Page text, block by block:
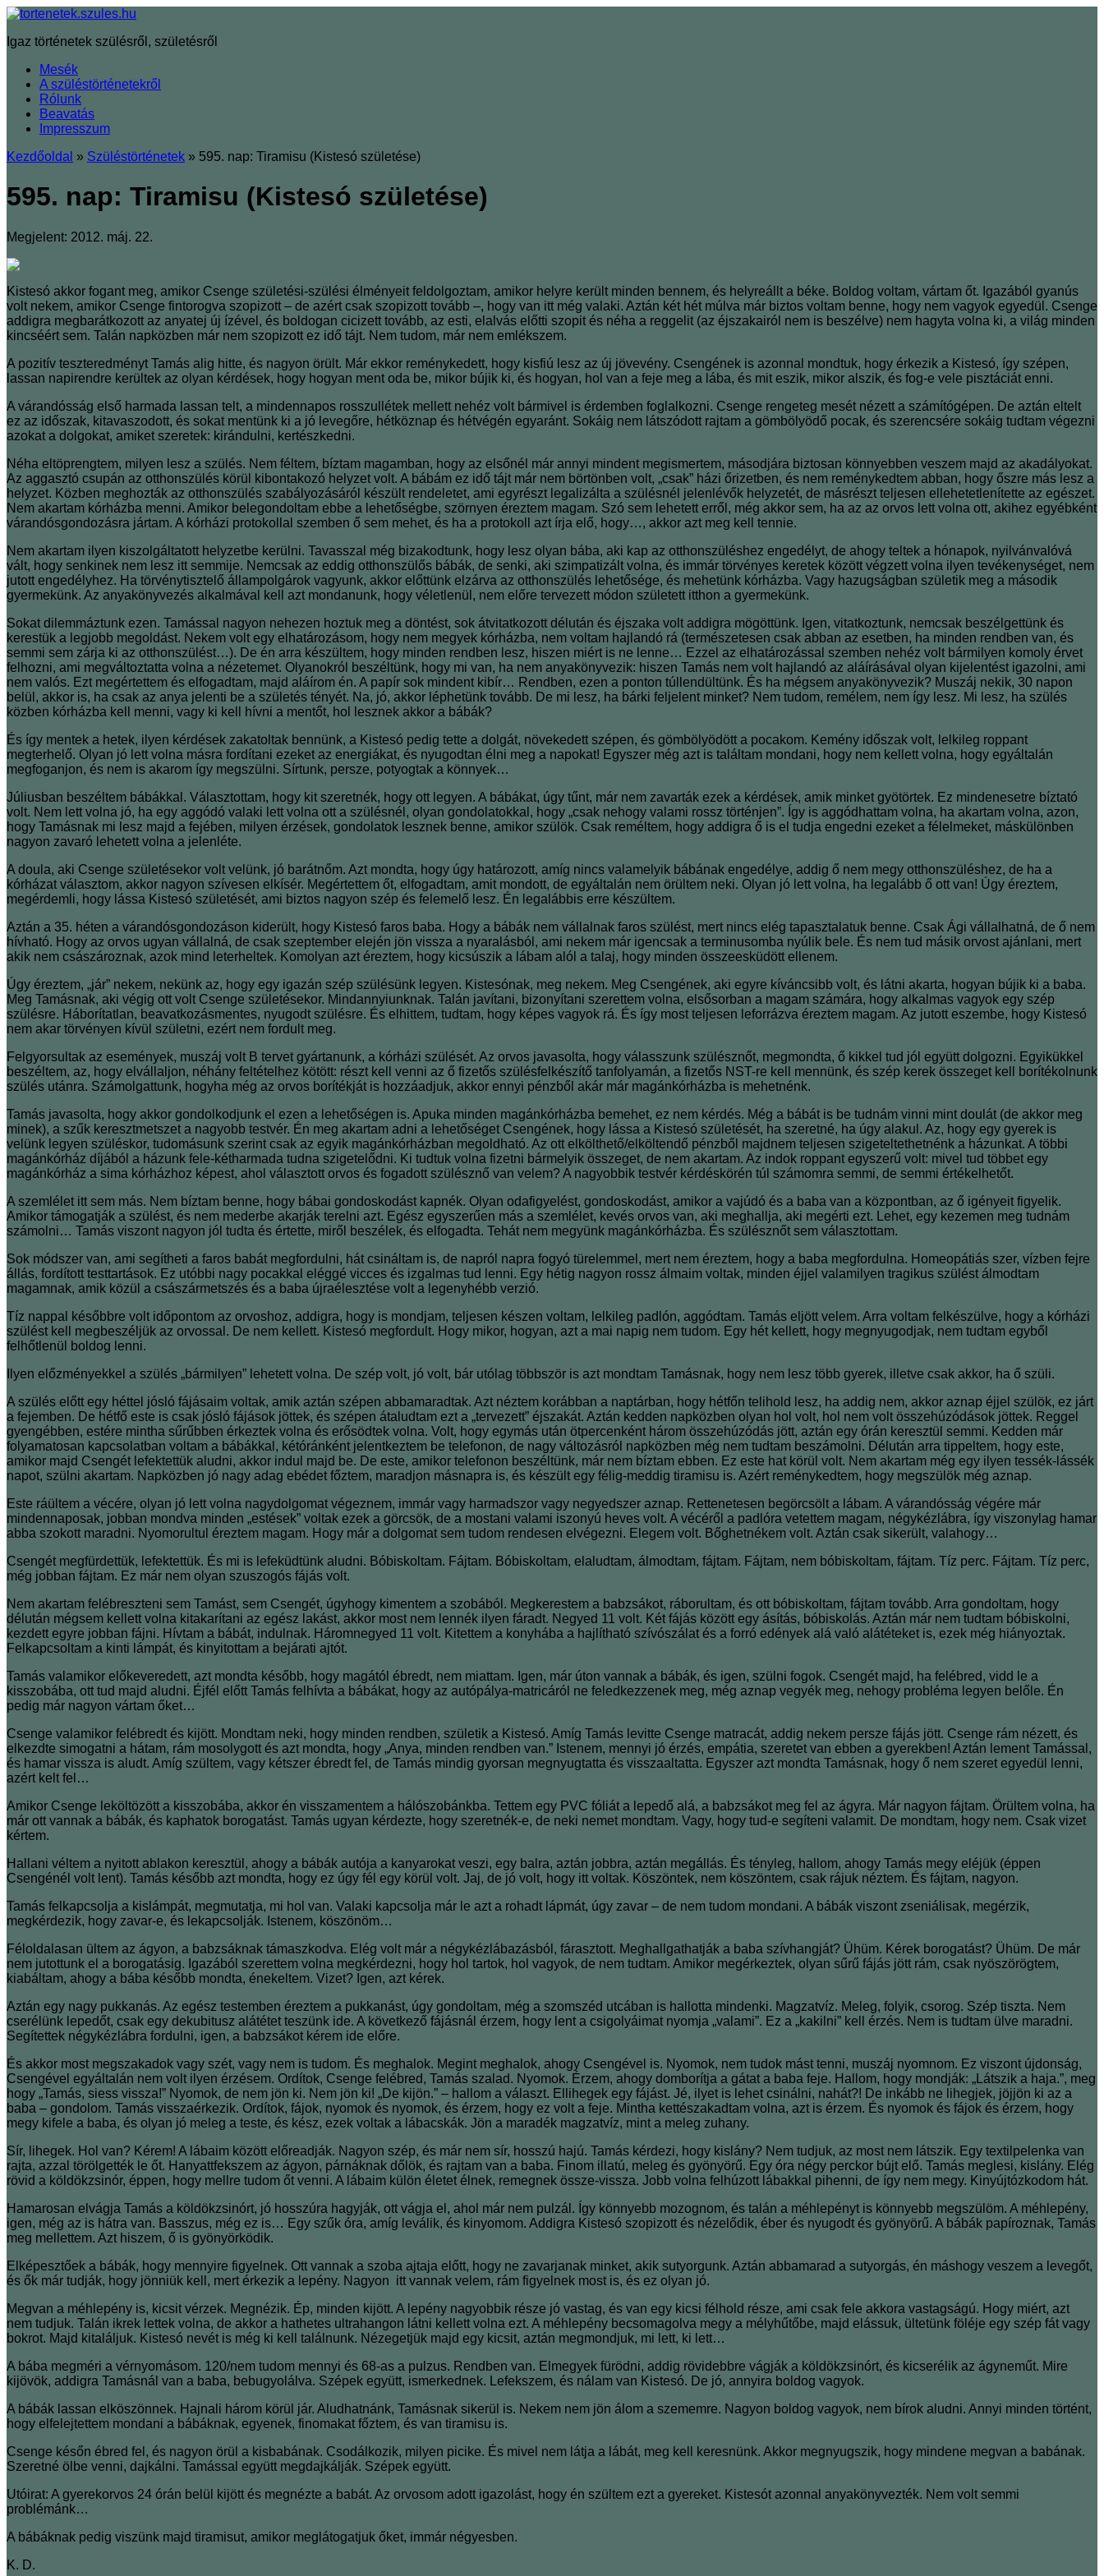
Igaz történetek szülésről, születésről
Mesék
A szüléstörténetekről
Rólunk
Beavatás
Impresszum
Kezdőoldal » Szüléstörténetek » 595. nap: Tiramisu (Kistesó születése)
595. nap: Tiramisu (Kistesó születése)
Megjelent: 2012. máj. 22.
Kistesó akkor fogant meg, amikor Csenge születési-szülési élményeit feldolgoztam, amikor helyre került minden bennem, és helyreállt a béke. Boldog voltam, vártam őt. Igazából gyanús
volt nekem, amikor Csenge fintorogva szopizott – de azért csak szopizott tovább –, hogy van itt még valaki. Aztán két hét múlva már biztos voltam benne, hogy nem vagyok egyedül. Csenge
addigra megbarátkozott az anyatej új ízével, és boldogan cicizett tovább, az esti, elalvás előtti szopit és néha a reggelit (az éjszakairól nem is beszélve) nem hagyta volna ki, a világ minden
kincséért sem. Talán napközben már nem szopizott ez idő tájt. Nem tudom, már nem emlékszem.
A pozitív teszteredményt Tamás alig hitte, és nagyon örült. Már ekkor reménykedett, hogy kisfiú lesz az új jövevény. Csengének is azonnal mondtuk, hogy érkezik a Kistesó, így szépen,
lassan napirendre kerültek az olyan kérdések, hogy hogyan ment oda be, mikor bújik ki, és hogyan, hol van a feje meg a lába, és mit eszik, mikor alszik, és fog-e vele pisztáciát enni.
A várandósság első harmada lassan telt, a mindennapos rosszullétek mellett nehéz volt bármivel is érdemben foglalkozni. Csenge rengeteg mesét nézett a számítógépen. De aztán eltelt
ez az időszak, kitavaszodott, és sokat mentünk ki a jó levegőre, hétköznap és hétvégén egyaránt. Sokáig nem látszódott rajtam a gömbölyödő pocak, és szerencsére sokáig tudtam végezni
azokat a dolgokat, amiket szeretek: kirándulni, kertészkedni.
Néha eltöprengtem, milyen lesz a szülés. Nem féltem, bíztam magamban, hogy az elsőnél már annyi mindent megismertem, másodjára biztosan könnyebben veszem majd az akadályokat.
Az aggasztó csupán az otthonszülés körül kibontakozó helyzet volt. A bábám ez idő tájt már nem börtönben volt, „csak” házi őrizetben, és nem reménykedtem abban, hogy őszre más lesz a
helyzet. Közben meghozták az otthonszülés szabályozásáról készült rendeletet, ami egyrészt legalizálta a szülésnél jelenlévők helyzetét, de másrészt teljesen ellehetetlenítette az egészet.
Nem akartam kórházba menni. Amikor belegondoltam ebbe a lehetőségbe, szörnyen éreztem magam. Szó sem lehetett erről, még akkor sem, ha az az orvos lett volna ott, akihez egyébként
várandósgondozásra jártam. A kórházi protokollal szemben ő sem mehet, és ha a protokoll azt írja elő, hogy…, akkor azt meg kell tennie.
Nem akartam ilyen kiszolgáltatott helyzetbe kerülni. Tavasszal még bizakodtunk, hogy lesz olyan bába, aki kap az otthonszüléshez engedélyt, de ahogy teltek a hónapok, nyilvánvalóvá
vált, hogy senkinek nem lesz itt semmije. Nemcsak az eddig otthonszülős bábák, de senki, aki szimpatizált volna, és immár törvényes keretek között végzett volna ilyen tevékenységet, nem
jutott engedélyhez. Ha törvénytisztelő állampolgárok vagyunk, akkor előttünk elzárva az otthonszülés lehetősége, és mehetünk kórházba. Vagy hazugságban születik meg a második
gyermekünk. Az anyakönyvezés alkalmával kell azt mondanunk, hogy véletlenül, nem előre tervezett módon született itthon a gyermekünk.
Sokat dilemmáztunk ezen. Tamással nagyon nehezen hoztuk meg a döntést, sok átvitatkozott délután és éjszaka volt addigra mögöttünk. Igen, vitatkoztunk, nemcsak beszélgettünk és
kerestük a legjobb megoldást. Nekem volt egy elhatározásom, hogy nem megyek kórházba, nem voltam hajlandó rá (természetesen csak abban az esetben, ha minden rendben van, és
semmi sem zárja ki az otthonszülést…). De én arra készültem, hogy minden rendben lesz, hiszen miért is ne lenne… Ezzel az elhatározással szemben nehéz volt bármilyen komoly érvet
felhozni, ami megváltoztatta volna a nézetemet. Olyanokról beszéltünk, hogy mi van, ha nem anyakönyvezik: hiszen Tamás nem volt hajlandó az aláírásával olyan kijelentést igazolni, ami
nem valós. Ezt megértettem és elfogadtam, majd aláírom én. A papír sok mindent kibír… Rendben, ezen a ponton túllendültünk. És ha mégsem anyakönyvezik? Muszáj nekik, 30 napon
belül, akkor is, ha csak az anya jelenti be a születés tényét. Na, jó, akkor léphetünk tovább. De mi lesz, ha bárki feljelent minket? Nem tudom, remélem, nem így lesz. Mi lesz, ha szülés
közben kórházba kell menni, vagy ki kell hívni a mentőt, hol lesznek akkor a bábák?
És így mentek a hetek, ilyen kérdések zakatoltak bennünk, a Kistesó pedig tette a dolgát, növekedett szépen, és gömbölyödött a pocakom. Kemény időszak volt, lelkileg roppant
megterhelő. Olyan jó lett volna másra fordítani ezeket az energiákat, és nyugodtan élni meg a napokat! Egyszer még azt is találtam mondani, hogy nem kellett volna, hogy egyáltalán
megfoganjon, és nem is akarom így megszülni. Sírtunk, persze, potyogtak a könnyek…
Júliusban beszéltem bábákkal. Választottam, hogy kit szeretnék, hogy ott legyen. A bábákat, úgy tűnt, már nem zavarták ezek a kérdések, amik minket gyötörtek. Ez mindenesetre bíztató
volt. Nem lett volna jó, ha egy aggódó valaki lett volna ott a szülésnél, olyan gondolatokkal, hogy „csak nehogy valami rossz történjen”. Így is aggódhattam volna, ha akartam volna, azon,
hogy Tamásnak mi lesz majd a fejében, milyen érzések, gondolatok lesznek benne, amikor szülök. Csak reméltem, hogy addigra ő is el tudja engedni ezeket a félelmeket, máskülönben
nagyon zavaró lehetett volna a jelenléte.
A doula, aki Csenge születésekor volt velünk, jó barátnőm. Azt mondta, hogy úgy határozott, amíg nincs valamelyik bábának engedélye, addig ő nem megy otthonszüléshez, de ha a
kórházat választom, akkor nagyon szívesen elkísér. Megértettem őt, elfogadtam, amit mondott, de egyáltalán nem örültem neki. Olyan jó lett volna, ha legalább ő ott van! Úgy éreztem,
megérdemli, hogy lássa Kistesó születését, ami biztos nagyon szép és felemelő lesz. Én legalábbis erre készültem.
Aztán a 35. héten a várandósgondozáson kiderült, hogy Kistesó faros baba. Hogy a bábák nem vállalnak faros szülést, mert nincs elég tapasztalatuk benne. Csak Ági vállalhatná, de ő nem
hívható. Hogy az orvos ugyan vállalná, de csak szeptember elején jön vissza a nyaralásból, ami nekem már igencsak a terminusomba nyúlik bele. És nem tud másik orvost ajánlani, mert
akik nem császároznak, azok mind leterheltek. Komolyan azt éreztem, hogy kicsúszik a lábam alól a talaj, hogy minden összeesküdött ellenem.
Úgy éreztem, „jár” nekem, nekünk az, hogy egy igazán szép szülésünk legyen. Kistesónak, meg nekem. Meg Csengének, aki egyre kíváncsibb volt, és látni akarta, hogyan bújik ki a baba.
Meg Tamásnak, aki végig ott volt Csenge születésekor. Mindannyiunknak. Talán javítani, bizonyítani szerettem volna, elsősorban a magam számára, hogy alkalmas vagyok egy szép
szülésre. Háborítatlan, beavatkozásmentes, nyugodt szülésre. És elhittem, tudtam, hogy képes vagyok rá. És így most teljesen leforrázva éreztem magam. Az jutott eszembe, hogy Kistesó
nem akar törvényen kívül születni, ezért nem fordult meg.
Felgyorsultak az események, muszáj volt B tervet gyártanunk, a kórházi szülését. Az orvos javasolta, hogy válasszunk szülésznőt, megmondta, ő kikkel tud jól együtt dolgozni. Egyikükkel
beszéltem, az, hogy elvállaljon, néhány feltételhez kötött: részt kell venni az ő fizetős szülésfelkészítő tanfolyamán, a fizetős NST-re kell mennünk, és szép kerek összeget kell borítékolnunk
szülés utánra. Számolgattunk, hogyha még az orvos borítékját is hozzáadjuk, akkor ennyi pénzből akár már magánkórházba is mehetnénk.
Tamás javasolta, hogy akkor gondolkodjunk el ezen a lehetőségen is. Apuka minden magánkórházba bemehet, ez nem kérdés. Még a bábát is be tudnám vinni mint doulát (de akkor meg
minek), a szűk keresztmetszet a nagyobb testvér. Én meg akartam adni a lehetőséget Csengének, hogy lássa a Kistesó születését, ha szeretné, ha úgy alakul. Az, hogy egy gyerek is
velünk legyen szüléskor, tudomásunk szerint csak az egyik magánkórházban megoldható. Az ott elkölthető/elköltendő pénzből majdnem teljesen szigeteltethetnénk a házunkat. A többi
magánkórház díjából a házunk fele-kétharmada tudna szigetelődni. Ki tudtuk volna fizetni bármelyik összeget, de nem akartam. Az indok roppant egyszerű volt: mivel tud többet egy
magánkórház a sima kórházhoz képest, ahol választott orvos és fogadott szülésznő van velem? A nagyobbik testvér kérdéskörén túl számomra semmi, de semmi értékelhetőt.
A szemlélet itt sem más. Nem bíztam benne, hogy bábai gondoskodást kapnék. Olyan odafigyelést, gondoskodást, amikor a vajúdó és a baba van a központban, az ő igényeit figyelik.
Amikor támogatják a szülést, és nem mederbe akarják terelni azt. Egész egyszerűen más a szemlélet, kevés orvos van, aki meghallja, aki megérti ezt. Lehet, egy kezemen meg tudnám
számolni… Tamás viszont nagyon jól tudta és értette, miről beszélek, és elfogadta. Tehát nem megyünk magánkórházba. És szülésznőt sem választottam.
Sok módszer van, ami segítheti a faros babát megfordulni, hát csináltam is, de napról napra fogyó türelemmel, mert nem éreztem, hogy a baba megfordulna. Homeopátiás szer, vízben fejre
állás, fordított testtartások. Ez utóbbi nagy pocakkal eléggé vicces és izgalmas tud lenni. Egy hétig nagyon rossz álmaim voltak, minden éjjel valamilyen tragikus szülést álmodtam
magamnak, amik közül a császármetszés és a baba újraélesztése volt a legenyhébb verzió.
Tíz nappal későbbre volt időpontom az orvoshoz, addigra, hogy is mondjam, teljesen készen voltam, lelkileg padlón, aggódtam. Tamás eljött velem. Arra voltam felkészülve, hogy a kórházi
szülést kell megbeszéljük az orvossal. De nem kellett. Kistesó megfordult. Hogy mikor, hogyan, azt a mai napig nem tudom. Egy hét kellett, hogy megnyugodjak, nem tudtam egyből
felhőtlenül boldog lenni.
Ilyen előzményekkel a szülés „bármilyen” lehetett volna. De szép volt, jó volt, bár utólag többször is azt mondtam Tamásnak, hogy nem lesz több gyerek, illetve csak akkor, ha ő szüli.
A szülés előtt egy héttel jósló fájásaim voltak, amik aztán szépen abbamaradtak. Azt néztem korábban a naptárban, hogy hétfőn telihold lesz, ha addig nem, akkor aznap éjjel szülök, ez járt
a fejemben. De hétfő este is csak jósló fájások jöttek, és szépen átaludtam ezt a „tervezett” éjszakát. Aztán kedden napközben olyan hol volt, hol nem volt összehúzódások jöttek. Reggel
gyengébben, estére mintha sűrűbben érkeztek volna és erősödtek volna. Volt, hogy egymás után ötpercenként három összehúzódás jött, aztán egy órán keresztül semmi. Kedden már
folyamatosan kapcsolatban voltam a bábákkal, kétóránként jelentkeztem be telefonon, de nagy változásról napközben még nem tudtam beszámolni. Délután arra tippeltem, hogy este,
amikor majd Csengét lefektettük aludni, akkor indul majd be. De este, amikor telefonon beszéltünk, már nem bíztam ebben. Ez este hat körül volt. Nem akartam még egy ilyen tessék-lássék
napot, szülni akartam. Napközben jó nagy adag ebédet főztem, maradjon másnapra is, és készült egy félig-meddig tiramisu is. Azért reménykedtem, hogy megszülök még aznap.
Este ráültem a vécére, olyan jó lett volna nagydolgomat végeznem, immár vagy harmadszor vagy negyedszer aznap. Rettenetesen begörcsölt a lábam. A várandósság végére már
mindennaposak, jobban mondva minden „estések” voltak ezek a görcsök, de a mostani valami iszonyú heves volt. A vécéről a padlóra vetettem magam, négykézlábra, így viszonylag hamar
abba szokott maradni. Nyomorultul éreztem magam. Hogy már a dolgomat sem tudom rendesen elvégezni. Elegem volt. Bőghetnékem volt. Aztán csak sikerült, valahogy…
Csengét megfürdettük, lefektettük. És mi is lefeküdtünk aludni. Bóbiskoltam. Fájtam. Bóbiskoltam, elaludtam, álmodtam, fájtam. Fájtam, nem bóbiskoltam, fájtam. Tíz perc. Fájtam. Tíz perc,
még jobban fájtam. Ez már nem olyan szuszogós fájás volt.
Nem akartam felébreszteni sem Tamást, sem Csengét, úgyhogy kimentem a szobából. Megkerestem a babzsákot, ráborultam, és ott bóbiskoltam, fájtam tovább. Arra gondoltam, hogy
délután mégsem kellett volna kitakarítani az egész lakást, akkor most nem lennék ilyen fáradt. Negyed 11 volt. Két fájás között egy ásítás, bóbiskolás. Aztán már nem tudtam bóbiskolni,
kezdett egyre jobban fájni. Hívtam a bábát, indulnak. Háromnegyed 11 volt. Kitettem a konyhába a hajlítható szívószálat és a forró edények alá való alátéteket is, ezek még hiányoztak.
Felkapcsoltam a kinti lámpát, és kinyitottam a bejárati ajtót.
Tamás valamikor előkeveredett, azt mondta később, hogy magától ébredt, nem miattam. Igen, már úton vannak a bábák, és igen, szülni fogok. Csengét majd, ha felébred, vidd le a
kisszobába, ott tud majd aludni. Éjfél előtt Tamás felhívta a bábákat, hogy az autópálya-matricáról ne feledkezzenek meg, még aznap vegyék meg, nehogy probléma legyen belőle. Én
pedig már nagyon vártam őket…
Csenge valamikor felébredt és kijött. Mondtam neki, hogy minden rendben, születik a Kistesó. Amíg Tamás levitte Csenge matracát, addig nekem persze fájás jött. Csenge rám nézett, és
elkezdte simogatni a hátam, rám mosolygott és azt mondta, hogy „Anya, minden rendben van.” Istenem, mennyi jó érzés, empátia, szeretet van ebben a gyerekben! Aztán lement Tamással,
és hamar vissza is aludt. Amíg szültem, vagy kétszer ébredt fel, de Tamás mindig gyorsan megnyugtatta és visszaaltatta. Egyszer azt mondta Tamásnak, hogy ő nem szeret egyedül lenni,
azért kelt fel…
Amikor Csenge leköltözött a kisszobába, akkor én visszamentem a hálószobánkba. Tettem egy PVC fóliát a lepedő alá, a babzsákot meg fel az ágyra. Már nagyon fájtam. Örültem volna, ha
már ott vannak a bábák, és kaphatok borogatást. Tamás ugyan kérdezte, hogy szeretnék-e, de neki nemet mondtam. Vagy, hogy tud-e segíteni valamit. De mondtam, hogy nem. Csak vizet
kértem.
Hallani véltem a nyitott ablakon keresztül, ahogy a bábák autója a kanyarokat veszi, egy balra, aztán jobbra, aztán megállás. És tényleg, hallom, ahogy Tamás megy eléjük (éppen
Csengénél volt lent). Tamás később azt mondta, hogy ez úgy fél egy körül volt. Jaj, de jó volt, hogy itt voltak. Köszöntek, nem köszöntem, csak rájuk néztem. És fájtam, nagyon.
Tamás felkapcsolja a kislámpát, megmutatja, mi hol van. Valaki kapcsolja már le azt a rohadt lápmát, úgy zavar – de nem tudom mondani. A bábák viszont zseniálisak, megérzik,
megkérdezik, hogy zavar-e, és lekapcsolják. Istenem, köszönöm…
Féloldalasan ültem az ágyon, a babzsáknak támaszkodva. Elég volt már a négykézlábazásból, fárasztott. Meghallgathatják a baba szívhangját? Ühüm. Kérek borogatást? Ühüm. De már
nem jutottunk el a borogatásig. Igazából szerettem volna megkérdezni, hogy hol tartok, hol vagyok, de nem tudtam. Amikor megérkeztek, olyan sűrű fájás jött rám, csak nyöszörögtem,
kiabáltam, ahogy a bába később mondta, énekeltem. Vizet? Igen, azt kérek.
Aztán egy nagy pukkanás. Az egész testemben éreztem a pukkanást, úgy gondoltam, még a szomszéd utcában is hallotta mindenki. Magzatvíz. Meleg, folyik, csorog. Szép tiszta. Nem
cserélünk lepedőt, csak egy dekubitusz alátétet teszünk ide. A következő fájásnál érzem, hogy lent a csigolyáimat nyomja „valami”. Ez a „kakilni” kell érzés. Nem is tudtam ülve maradni.
Segítettek négykézlábra fordulni, igen, a babzsákot kérem ide előre.
És akkor most megszakadok vagy szét, vagy nem is tudom. És meghalok. Megint meghalok, ahogy Csengével is. Nyomok, nem tudok mást tenni, muszáj nyomnom. Ez viszont újdonság,
Csengével egyáltalán nem volt ilyen érzésem. Ordítok, Csenge felébred, Tamás szalad. Nyomok. Érzem, ahogy domborítja a gátat a baba feje. Hallom, hogy mondják: „Látszik a haja.”, meg
hogy „Tamás, siess vissza!” Nyomok, de nem jön ki. Nem jön ki! „De kijön.” – hallom a választ. Ellihegek egy fájást. Jé, ilyet is lehet csinálni, nahát?! De inkább ne lihegjek, jöjjön ki az a
baba – gondolom. Tamás visszaérkezik. Ordítok, fájok, nyomok és nyomok, és érzem, hogy ez volt a feje. Mintha kettészakadtam volna, azt is érzem. És nyomok és fájok és érzem, hogy
megy kifele a baba, és olyan jó meleg a teste, és kész, ezek voltak a lábacskák. Jön a maradék magzatvíz, mint a meleg zuhany.
Sír, lihegek. Hol van? Kérem! A lábaim között előreadják. Nagyon szép, és már nem sír, hosszú hajú. Tamás kérdezi, hogy kislány? Nem tudjuk, az most nem látszik. Egy textilpelenka van
rajta, azzal törölgették le őt. Hanyattfekszem az ágyon, párnáknak dőlök, és rajtam van a baba. Finom illatú, meleg és gyönyörű. Egy óra négy perckor bújt elő. Tamás meglesi, kislány. Elég
rövid a köldökzsinór, éppen, hogy mellre tudom őt venni. A lábaim külön életet élnek, remegnek össze-vissza. Jobb volna felhúzott lábakkal pihenni, de így nem megy. Kinyújtózkodom hát.
Hamarosan elvágja Tamás a köldökzsinórt, jó hosszúra hagyják, ott vágja el, ahol már nem pulzál. Így könnyebb mozognom, és talán a méhlepényt is könnyebb megszülöm. A méhlepény,
igen, még az is hátra van. Basszus, még ez is… Egy szűk óra, amíg leválik, és kinyomom. Addigra Kistesó szopizott és nézelődik, éber és nyugodt és gyönyörű. A bábák papíroznak, Tamás
meg mellettem. Azt hiszem, ő is gyönyörködik.
Elképesztőek a bábák, hogy mennyire figyelnek. Ott vannak a szoba ajtaja előtt, hogy ne zavarjanak minket, akik sutyorgunk. Aztán abbamarad a sutyorgás, én máshogy veszem a levegőt,
és ők már tudják, hogy jönniük kell, mert érkezik a lepény. Nagyon itt vannak velem, rám figyelnek most is, és ez olyan jó.
Megvan a méhlepény is, kicsit vérzek. Megnézik. Ép, minden kijött. A lepény nagyobbik része jó vastag, és van egy kicsi félhold része, ami csak fele akkora vastagságú. Hogy miért, azt
nem tudjuk. Talán ikrek lettek volna, de akkor a hathetes ultrahangon látni kellett volna ezt. A méhlepény becsomagolva megy a mélyhűtőbe, majd elássuk, ültetünk föléje egy szép fát vagy
bokrot. Majd kitaláljuk. Kistesó nevét is még ki kell találnunk. Nézegetjük majd egy kicsit, aztán megmondjuk, mi lett, ki lett…
A bába megméri a vérnyomásom. 120/nem tudom mennyi és 68-as a pulzus. Rendben van. Elmegyek fürödni, addig rövidebbre vágják a köldökzsinórt, és kicserélik az ágyneműt. Mire
kijövök, addigra Tamásnál van a baba, bebugyolálva. Szépek együtt, ismerkednek. Lefekszem, és nálam van Kistesó. De jó, annyira boldog vagyok.
A bábák lassan elköszönnek. Hajnali három körül jár. A ludhatnánk, Tamásnak sikerül is. Nekem nem jön álom a szememre. Nagyon boldog vagyok, nem bírok aludni. Annyi minden történt,
hogy elfelejtettem mondani a bábáknak, egyenek, finomakat főztem, és van tiramisu is.
Csenge későn ébred fel, és nagyon örül a kisbabának. Csodálkozik, milyen picike. És mivel nem látja a lábát, meg kell keresnünk. Akkor megnyugszik, hogy mindene megvan a babának.
Szeretné ölbe venni, dajkálni. Tamással együtt megdajkálják. Szépek együtt.
Utóirat: A gyerekorvos 24 órán belül kijött és megnézte a babát. Az orvosom adott igazolást, hogy én szültem ezt a gyereket. Kistesót azonnal anyakönyvezték. Nem volt semmi
problémánk…
A bábáknak pedig viszünk majd tiramisut, amikor meglátogatjuk őket, immár négyesben.
K. D.